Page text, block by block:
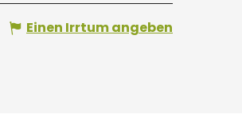
Einen Irrtum angeben